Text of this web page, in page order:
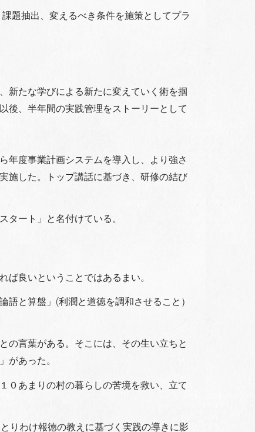
題抽出、変えるべき条件を施策としてプラ
新たな学びによる新たに変えていく術を掴
後、半年間の実践管理をストーリーとして
年度事業計画システムを導入し、より強さ
施した。トップ講話に基づき、研修の結び
タート」と名付けている。
良いということではあるまい。
と算盤」(利潤と道徳を調和させること）
の言葉がある。そこには、その生い立ちと
があった。
０あまりの村の暮らしの苦境を救い、立て
りわけ報徳の教えに基づく実践の導きに影